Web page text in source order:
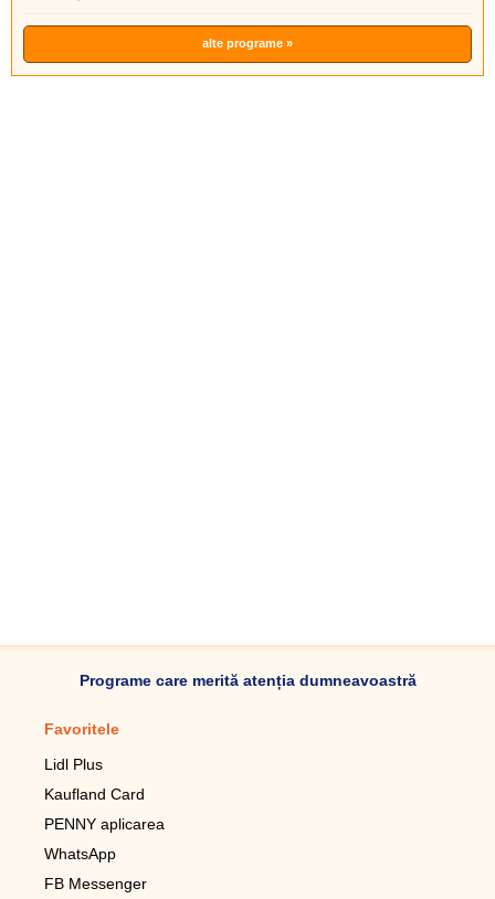
alte programe »
Programe care merită atenția dumneavoastră
Favoritele
Lidl Plus
Kaufland Card
PENNY aplicarea
WhatsApp
FB Messenger